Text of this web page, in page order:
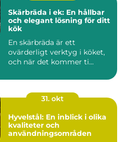
Skärbräda i ek: En hållbar
och elegant lösning för ditt
kök
En skärbräda är ett
ovärderligt verktyg i köket,
och när det kommer ti...
31. okt
Hyvelstål: En inblick i olika
kvaliteter och
användningsområden